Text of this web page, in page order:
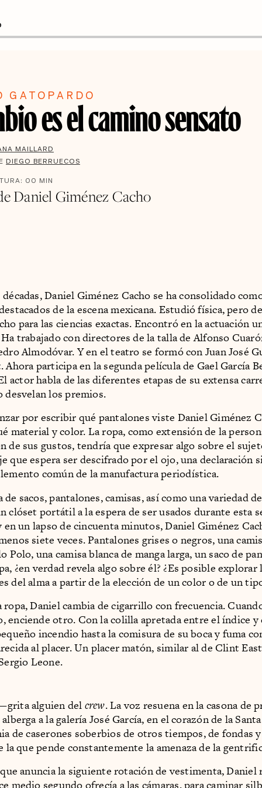
GATOPARDO
es el camino sensato
MAILLARD
DIEGO BERRUECOS
00 MIN
Daniel Giménez Cacho
Daniel Giménez Cacho se ha consolidado
de la escena mexicana. Estudió física, pero
para las ciencias exactas. Encontró en la actuación
trabajado con directores de la talla de Alfonso
Almodóvar. Y en el teatro se formó con Juan José
participa en la segunda película de Gael García
actor habla de las diferentes etapas de su extensa
desvelan los premios.
por escribir qué pantalones viste Daniel Giménez
material y color. La ropa, como extensión de la
de sus gustos, tendría que expresar algo sobre el
que espera ser descifrado por el ojo, una declaración
común de la manufactura periodística.
sacos, pantalones, camisas, así como una variedad
clóset portátil a la espera de ser usados durante esta
un lapso de cincuenta minutos, Daniel Giménez
siete veces. Pantalones grises o negros, una
Polo, una camisa blanca de manga larga, un saco de
¿en verdad revela algo sobre él? ¿Es posible explorar
del alma a partir de la elección de un color o de un
ropa, Daniel cambia de cigarrillo con frecuencia.
enciende otro. Con la colilla apretada entre el índice y
incendio hasta la comisura de su boca y fuma
al placer. Un placer matón, similar al de Clint
Leone.
alguien del crew. La voz resuena en la casona de
a la galería José García, en el corazón de la
de caserones soberbios de otros tiempos, de fondas
la que pende constantemente la amenaza de la
anuncia la siguiente rotación de vestimenta, Daniel
medio segundo ofrecía a las cámaras, para caminar